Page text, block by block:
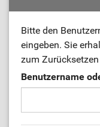
Bitte den
eingeben. Sie
zum
Benutzername